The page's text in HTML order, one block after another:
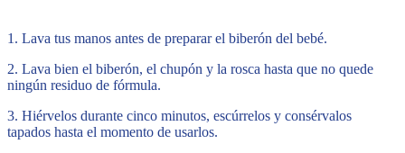
1. Lava tus manos antes de preparar el biberón del bebé.
2. Lava bien el biberón, el chupón y la rosca hasta que no quede
ningún residuo de fórmula.
3. Hiérvelos durante cinco minutos, escúrrelos y consérvalos
tapados hasta el momento de usarlos.